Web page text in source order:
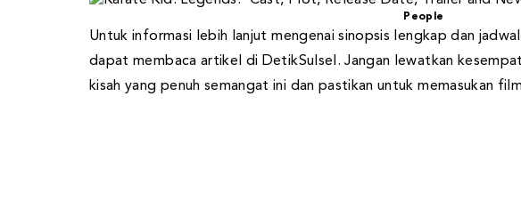
People
Untuk informasi lebih lanjut mengenai sinopsis lengkap dan
dapat membaca artikel di DetikSulsel. Jangan lewatkan
kisah yang penuh semangat ini dan pastikan untuk memasukan